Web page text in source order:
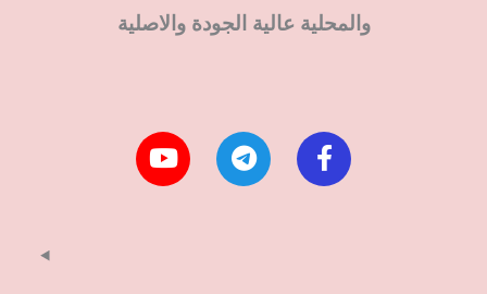
والمحلية عالية الجودة والاصلية